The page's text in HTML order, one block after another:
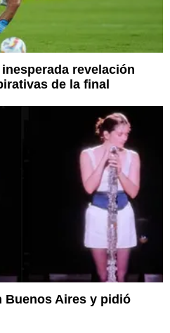
revelación
de la final
Buenos Aires y pidió